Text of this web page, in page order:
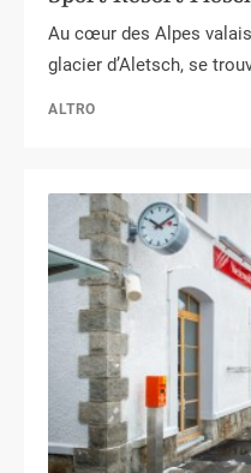
Au cœur des Alpes
glacier d’Aletsch, se
ALTRO